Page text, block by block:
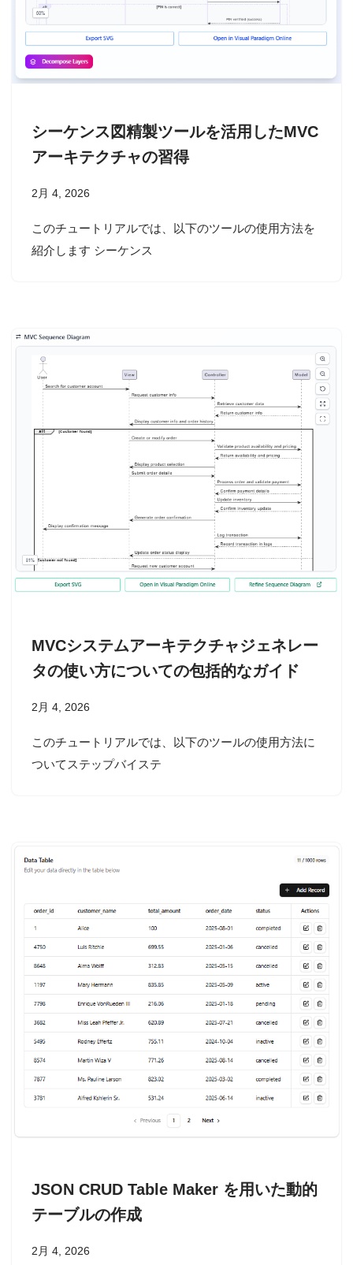
シーケンス図精製ツールを活用したMVC
アーキテクチャの習得
2月 4, 2026
このチュートリアルでは、以下のツールの使用方法を
紹介します シーケンス
MVCシステムアーキテクチャジェネレー
タの使い方についての包括的なガイド
2月 4, 2026
このチュートリアルでは、以下のツールの使用方法に
ついてステップバイステ
JSON CRUD Table Maker を用いた動的
テーブルの作成
2月 4, 2026